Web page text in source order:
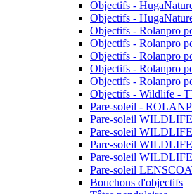
Objectifs -
Objectifs -
Objectifs - Rolanpro
Objectifs - Rolanpro
Objectifs - Rolanpro
Objectifs - Rolanpro
Objectifs - Rolanpro
Objectifs - Wildlife -
Pare-soleil -
Pare-soleil
Pare-soleil
Pare-soleil
Pare-soleil
Pare-soleil
Bouchons d'objectifs